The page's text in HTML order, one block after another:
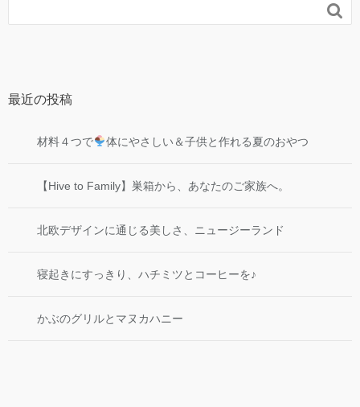

最近の投稿
材料４つで 体にやさしい＆子供と作れる夏のおやつ
【Hive to Family】巣箱から、あなたのご家族へ。
北欧デザインに通じる美しさ、ニュージーランド
寝起きにすっきり、ハチミツとコーヒーを♪
かぶのグリルとマヌカハニー